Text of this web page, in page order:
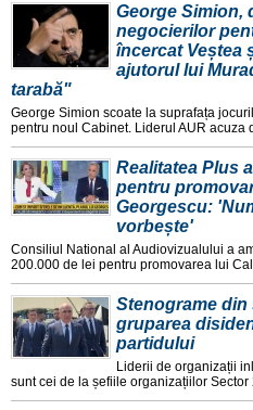
George Simion,
negocierilor
încercat Veștea
ajutorul lui
tarabă"
George Simion scoate la suprafața
pentru noul Cabinet. Liderul AUR acuza
Realitatea Plus
pentru
Georgescu:
vorbește'
Consiliul National al Audiovizualului a
200.000 de lei pentru promovarea lui
Stenograme din
gruparea
partidului
Liderii de organizații
sunt cei de la șefiile organizațiilor Sector